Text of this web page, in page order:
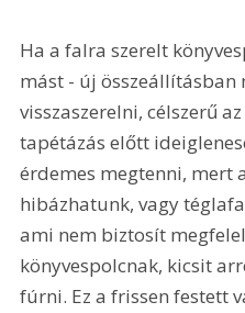
Ha a falra szerelt
mást - új összeállításban
visszaszerelni, célszerű
tapétázás előtt
érdemes megtenni, mert
hibázhatunk, vagy
ami nem biztosít
könyvespolcnak, kicsit
fúrni. Ez a frissen festett